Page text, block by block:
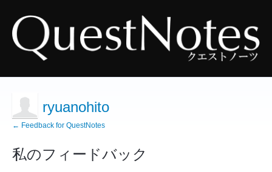
ryuanohito
← Feedback for QuestNotes
私のフィードバック